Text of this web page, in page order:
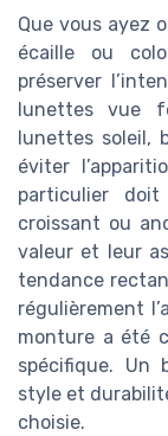
Que vous ayez
écaille ou
préserver
lunettes vue
lunettes soleil,
éviter
particulier
croissant ou
valeur et leur
tendance
régulièrement
monture a été
spécifique. Un
style et
choisie.